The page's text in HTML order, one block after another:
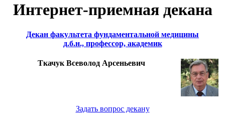
Интернет-приемная декана
Декан факультета фундаментальной медицины
д.б.н., профессор, академик
Ткачук Всеволод Арсеньевич
Задать вопрос декану